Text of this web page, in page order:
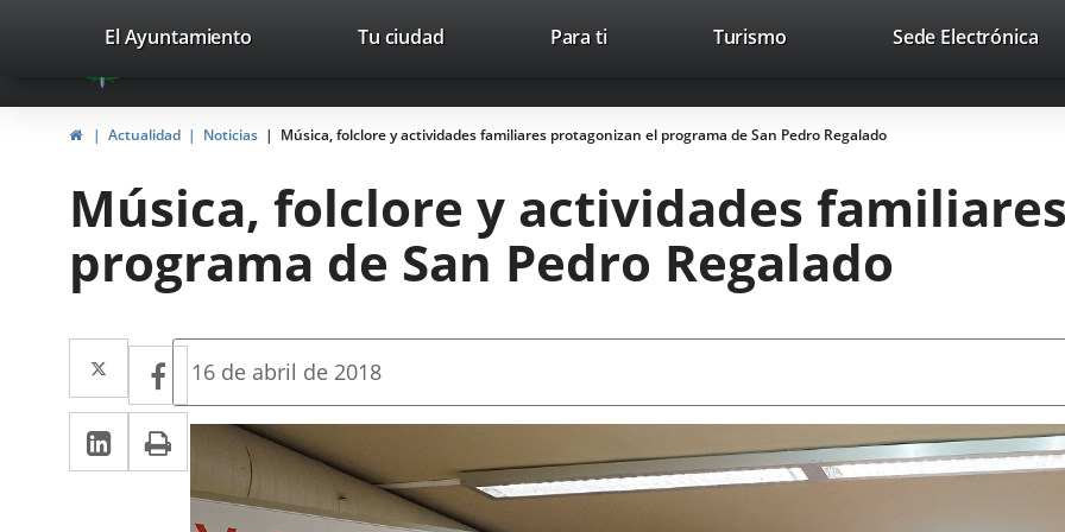
Portal
Web
del
Valladolid
avaTop Trabaja con nosotros Contacto
valladolid.es
El Ayuntamiento Tu ciudad Para ti TurismoThis
open
in
pop-
up
window.
Sede ElectrónicaLink
HomeActualidad Noticias Música, folclore y actividades familiares protagonizan el programa de San Pedro Regalado
Música, folclore y actividades
programa de San Pedro Regalado
Twitter
Enlace
a
una
aplicación
externa.
Facebook
Enlace
a
una
aplicación
Linkedin
Enlace
a
Print
Fecha
la
noticia
16 de abril de 2018